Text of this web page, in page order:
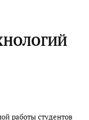
работы студентов